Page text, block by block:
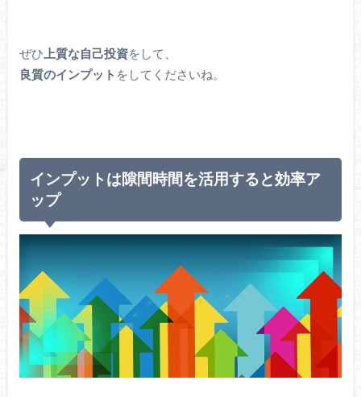
ぜひ 上質な自己投資をして、
良質のインプット をしてくださいね。
インプットは隙間時間を活用すると効率ア
ップ